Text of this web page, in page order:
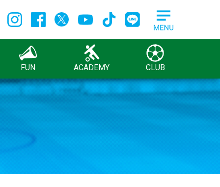
FUN ACADEMY CLUB